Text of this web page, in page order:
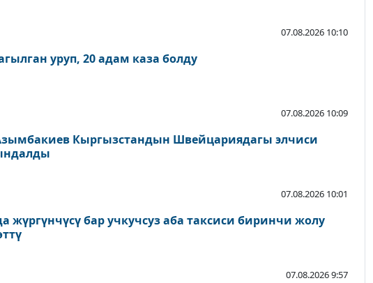
07.08.2026 10:10
уруп, 20 адам каза болду
07.08.2026 10:09
Кыргызстандын Швейцариядагы элчиси
07.08.2026 10:01
жүргүнчүсү бар учкучсуз аба таксиси биринчи жолу
07.08.2026 9:57